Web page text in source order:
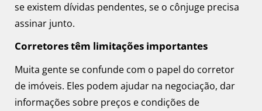
se existem dívidas pendentes, se o cônjuge precisa
assinar junto.
Corretores têm limitações importantes
Muita gente se confunde com o papel do corretor
de imóveis. Eles podem ajudar na negociação, dar
informações sobre preços e condições de